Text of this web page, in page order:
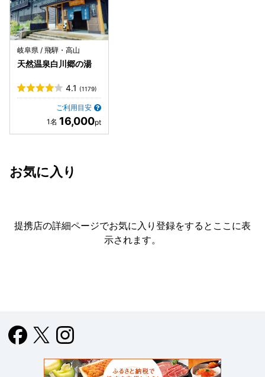
岐阜県 / 飛騨・高山
天然温泉白川郷の湯
4.1 (1179)
ご利用目安
16,000
お気に入り
提携店の詳細ページでお気に入り登録をすると ここに表
示されます。